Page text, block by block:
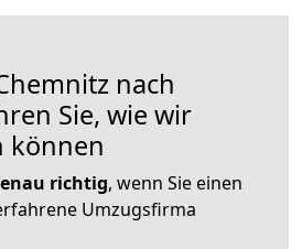
nach
Sie, wie wir
können
richtig, wenn Sie einen
Umzugsfirma